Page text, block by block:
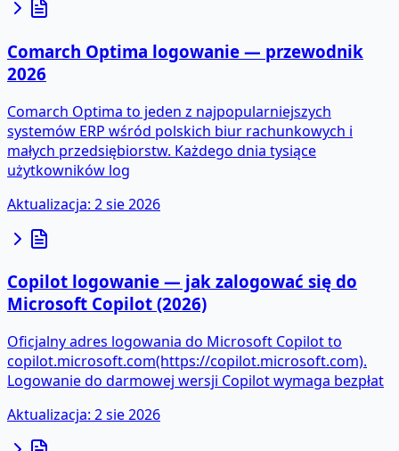
Comarch Optima logowanie — przewodnik
2026
Comarch Optima to jeden z najpopularniejszych
systemów ERP wśród polskich biur rachunkowych i
małych przedsiębiorstw. Każdego dnia tysiące
użytkowników log
Aktualizacja: 2 sie 2026
Copilot logowanie — jak zalogować się do
Microsoft Copilot (2026)
Oficjalny adres logowania do Microsoft Copilot to
copilot.microsoft.com(https://copilot.microsoft.com).
Logowanie do darmowej wersji Copilot wymaga bezpłat
Aktualizacja: 2 sie 2026